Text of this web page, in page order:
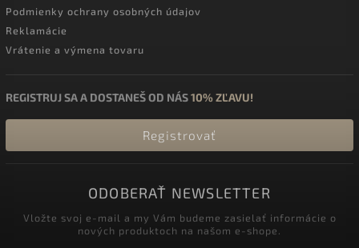
Podmienky ochrany osobných údajov
Reklamácie
Vrátenie a výmena tovaru
REGISTRUJ SA A DOSTANEŠ OD NÁS10% ZĽAVU!
Registrovať
ODOBERAŤ NEWSLETTER
Vložte svoj e-mail a my Vám budeme zasielať informácie o
nových produktoch na našom e-shope.